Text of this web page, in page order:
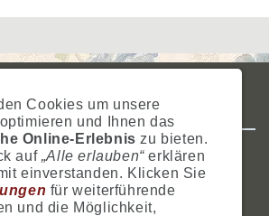
SITEMAPHILFECOOKIES
Shop
Cookies um unsere
und Ihnen das
Online-Erlebnis zu bieten.
auf „Alle erlauben“erklären
einverstanden. Klicken Sie
für weiterführende
und die Möglichkeit,